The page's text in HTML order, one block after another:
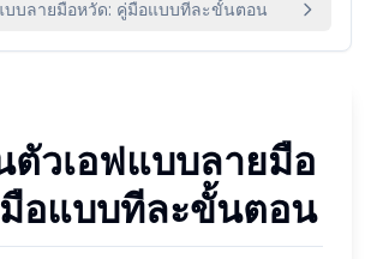
บบลายมือหวัด: คู่มือแบบทีละขั้นตอน
ตัวเอฟแบบลายมือ
อแบบทีละขั้นตอน